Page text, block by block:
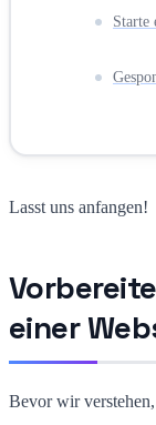
Starte
Lasst uns anfangen!
einer
Bevor wir